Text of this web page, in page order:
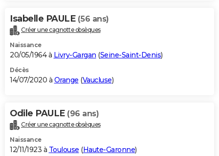
Isabelle PAULE (56 ans)
Créer une cagnotte obsèques
Naissance
20/05/1964 à Livry-Gargan (Seine-Saint-Denis)
Décès
14/07/2020 à Orange (Vaucluse)
Odile PAULE (96 ans)
Créer une cagnotte obsèques
Naissance
12/11/1923 à Toulouse (Haute-Garonne)